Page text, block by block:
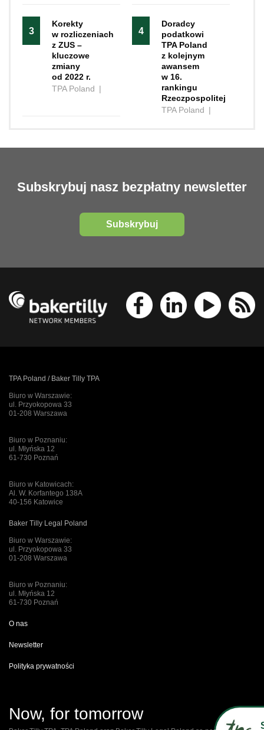
3
Korekty
w rozliczeniach
z ZUS –
kluczowe
zmiany
od 2022 r.
TPA Poland |
4
Doradcy
podatkowi
TPA Poland
z kolejnym
awansem
w 16.
rankingu
Rzeczpospolitej
TPA Poland |
Subskrybuj nasz bezpłatny newsletter
Subskrybuj
TPA Poland / Baker Tilly TPA
Biuro w Warszawie:
ul. Przyokopowa 33
01-208 Warszawa
Biuro w Poznaniu:
ul. Młyńska 12
61-730 Poznań
Biuro w Katowicach:
Al. W. Korfantego 138A
40-156 Katowice
Baker Tilly Legal Poland
Biuro w Warszawie:
ul. Przyokopowa 33
01-208 Warszawa
Biuro w Poznaniu:
ul. Młyńska 12
61-730 Poznań
O nas
Newsletter
Polityka prywatności
Now, for tomorrow